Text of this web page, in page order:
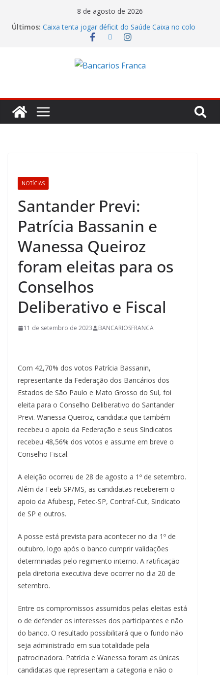
8 de agosto de 2026
Últimos: Caixa tenta jogar déficit do Saúde Caixa no colo
dos empregados e enfrenta rejeição na mesa
7,05 bilhões no segundo trimestre
Itaú atende cobrança da CONTEC e garante
de R$ 275 milhões
Banco do Brasil trava debate econômico e
condiciona avanços à decisão da Fenaban
NOTÍCIAS
Santander Previ:
Patrícia Bassanin e
Wanessa Queiroz
foram eleitas para os
Conselhos
Deliberativo e Fiscal
11 de setembro de 2023 BANCARIOSFRANCA
Com 42,70% dos votos Patrícia Bassanin,
representante da Federação dos Bancários dos
Estados de São Paulo e Mato Grosso do Sul, foi
eleita para o Conselho Deliberativo do Santander
Previ. Wanessa Queiroz, candidata que também
recebeu o apoio da Federação e seus Sindicatos
recebeu 48,56% dos votos e assume em breve o
Conselho Fiscal.
A eleição ocorreu de 28 de agosto a 1º de setembro.
Além da Feeb SP/MS, as candidatas receberem o
apoio da Afubesp, Fetec-SP, Contraf-Cut, Sindicato
de SP e outros.
A posse está prevista para acontecer no dia 1º de
outubro, logo após o banco cumprir validações
determinadas pelo regimento interno. A ratificação
pela diretoria executiva deve ocorrer no dia 20 de
setembro.
Entre os compromissos assumidos pelas eleitas está
o de defender os interesses dos participantes e não
do banco. O resultado possibilitará que o fundo não
seja administrado em sua totalidade pela
patrocinadora. Patrícia e Wanessa foram as únicas
candidatas que representam a categoria e não o